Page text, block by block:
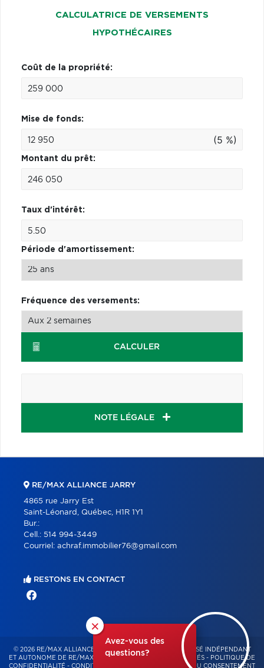
CALCULATRICE DE VERSEMENTS
HYPOTHÉCAIRES
Coût de la propriété:
Mise de fonds:
(5 %)
Montant du prêt:
Taux d'intérêt:
Période d'amortissement:
Fréquence des versements:
CALCULER
NOTE LÉGALE
×
Avez-vous des
questions?
RE/MAX ALLIANCE JARRY
4865 rue Jarry Est
Saint-Léonard, Québec, H1R 1Y1
Bur.:
Cell.: 514 994-3449
Courriel: achraf.immobilier76@gmail.com
RESTONS EN CONTACT
© 2026 RE/MAX ALLIANCE & PRO-COMMERCIAL – FRANCHISÉ INDÉPENDANT
ET AUTONOME DE RE/MAX QUÉBEC – TOUS DROITS RÉSERVÉS - POLITIQUE DE
CONFIDENTIALITÉ - CONDITIONS D'UTILISATION GESTION DU CONSENTEMENT